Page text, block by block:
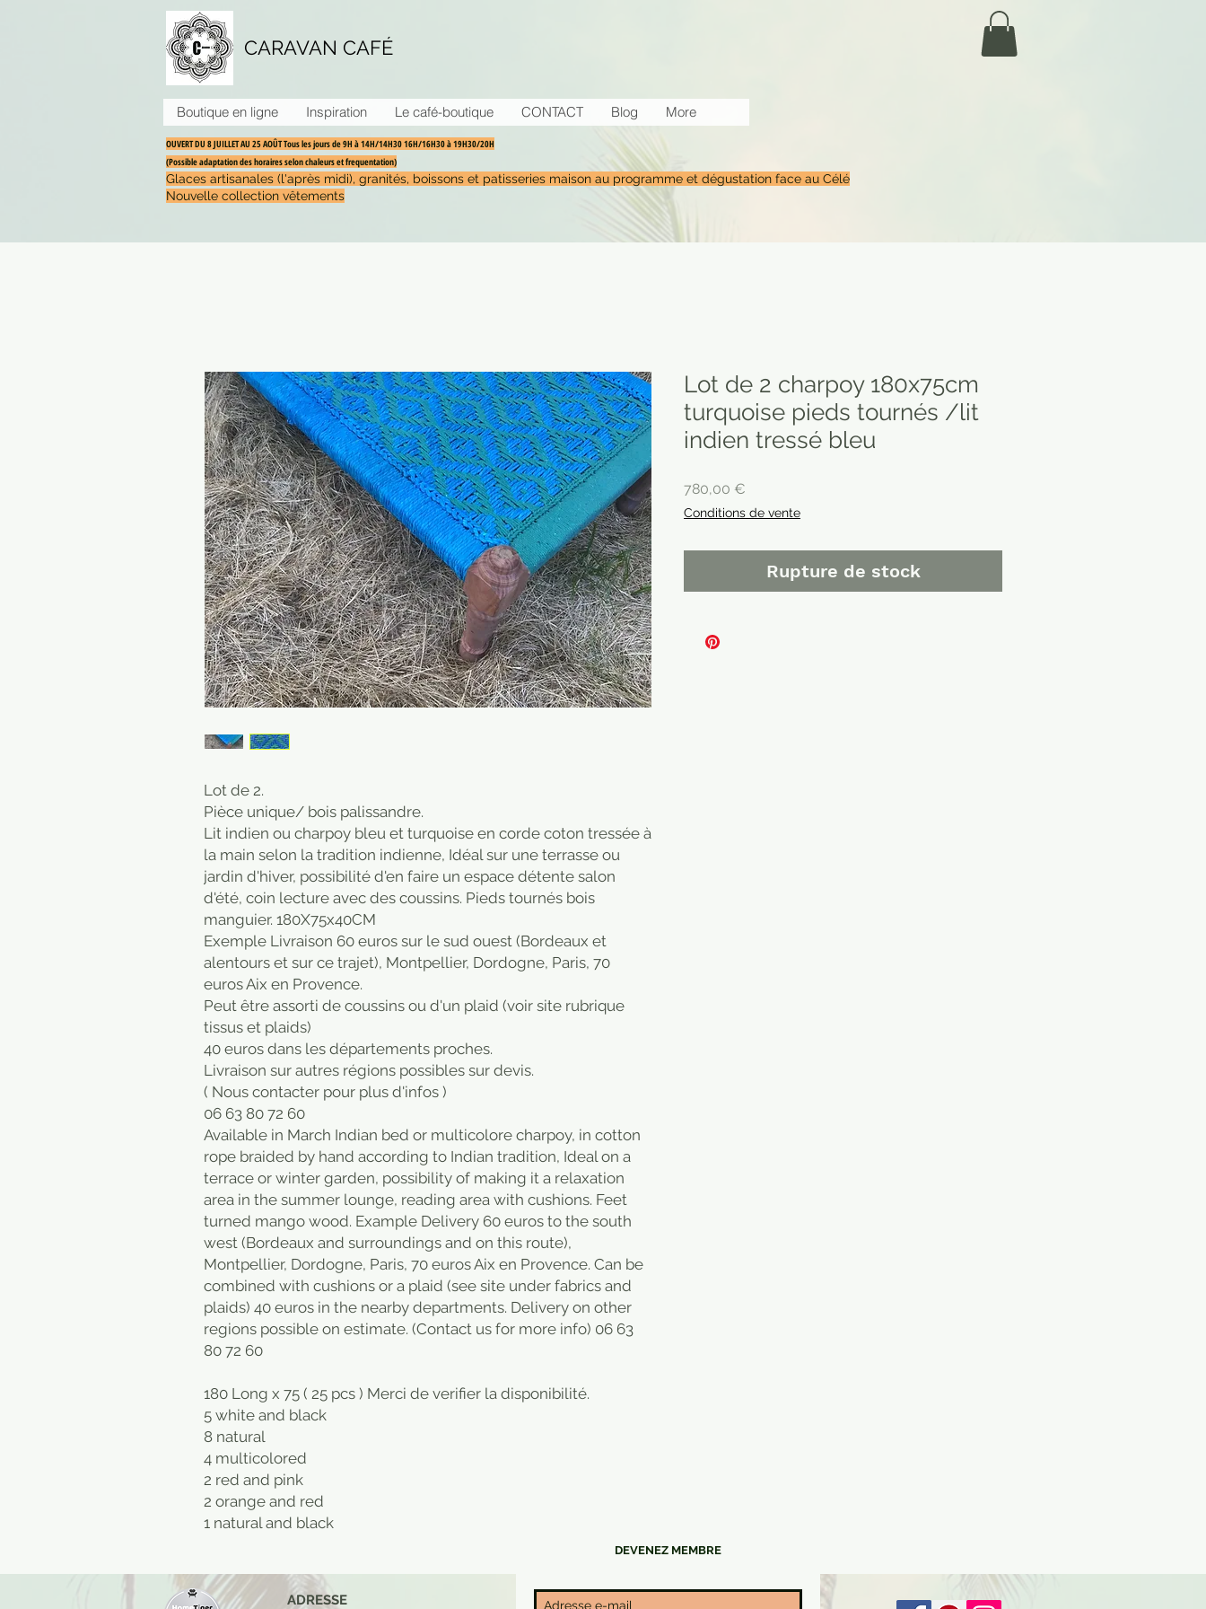
CARAVAN CAFÉ
Boutique en ligne Inspiration Le café-boutique CONTACT Blog More
OUVERT DU 8 JUILLET AU 25 AOÛT Tous les jours de 9H à 14H/14H30 16H/16H30 à 19H30/20H
(Possible adaptation des horaires selon chaleurs et frequentation)
Glaces artisanales (l'après midi), granités, boissons et patisseries maison au programme et dégustation face au Célé
Nouvelle collection vêtements
Lot de 2.
Pièce unique/ bois palissandre.
Lit indien ou charpoy bleu et turquoise en corde coton tressée à
la main selon la tradition indienne, Idéal sur une terrasse ou
jardin d'hiver, possibilité d'en faire un espace détente salon
d'été, coin lecture avec des coussins. Pieds tournés bois
manguier. 180X75x40CM
Exemple Livraison 60 euros sur le sud ouest (Bordeaux et
alentours et sur ce trajet), Montpellier, Dordogne, Paris, 70
euros Aix en Provence.
Peut être assorti de coussins ou d'un plaid (voir site rubrique
tissus et plaids)
40 euros dans les départements proches.
Livraison sur autres régions possibles sur devis.
( Nous contacter pour plus d'infos )
06 63 80 72 60
Available in March Indian bed or multicolore charpoy, in cotton
rope braided by hand according to Indian tradition, Ideal on a
terrace or winter garden, possibility of making it a relaxation
area in the summer lounge, reading area with cushions. Feet
turned mango wood. Example Delivery 60 euros to the south
west (Bordeaux and surroundings and on this route),
Montpellier, Dordogne, Paris, 70 euros Aix en Provence. Can be
combined with cushions or a plaid (see site under fabrics and
plaids) 40 euros in the nearby departments. Delivery on other
regions possible on estimate. (Contact us for more info) 06 63
80 72 60
180 Long x 75 ( 25 pcs ) Merci de verifier la disponibilité.
5 white and black
8 natural
4 multicolored
2 red and pink
2 orange and red
1 natural and black
Lot de 2 charpoy 180x75cm
turquoise pieds tournés /lit
indien tressé bleu
780,00 €
Conditions de vente
Rupture de stock
DEVENEZ MEMBRE
ADRESSE